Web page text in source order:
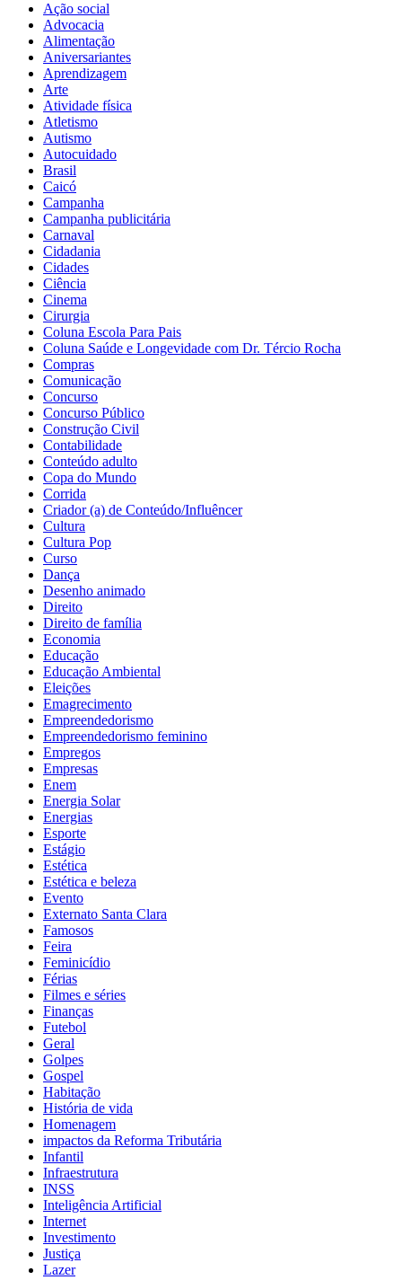
Ação social
Advocacia
Alimentação
Aniversariantes
Aprendizagem
Arte
Atividade física
Atletismo
Autismo
Autocuidado
Brasil
Caicó
Campanha
Campanha publicitária
Carnaval
Cidadania
Cidades
Ciência
Cinema
Cirurgia
Coluna Escola Para Pais
Coluna Saúde e Longevidade com Dr. Tércio Rocha
Compras
Comunicação
Concurso
Concurso Público
Construção Civil
Contabilidade
Conteúdo adulto
Copa do Mundo
Corrida
Criador (a) de Conteúdo/Influêncer
Cultura
Cultura Pop
Curso
Dança
Desenho animado
Direito
Direito de família
Economia
Educação
Educação Ambiental
Eleições
Emagrecimento
Empreendedorismo
Empreendedorismo feminino
Empregos
Empresas
Enem
Energia Solar
Energias
Esporte
Estágio
Estética
Estética e beleza
Evento
Externato Santa Clara
Famosos
Feira
Feminicídio
Férias
Filmes e séries
Finanças
Futebol
Geral
Golpes
Gospel
Habitação
História de vida
Homenagem
impactos da Reforma Tributária
Infantil
Infraestrutura
INSS
Inteligência Artificial
Internet
Investimento
Justiça
Lazer